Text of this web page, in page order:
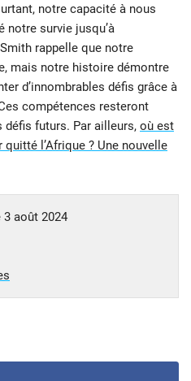
notre capacité à nous
notre survie jusqu’à
rappelle que notre
mais notre histoire démontre
d’innombrables défis grâce à
compétences resteront
futurs. Par ailleurs, où est
quitté l’Afrique ? Une nouvelle
3 août 2024